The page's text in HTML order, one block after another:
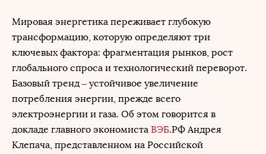
Мировая энергетика переживает глубокую
трансформацию, которую определяют три
ключевых фактора: фрагментация рынков, рост
глобального спроса и технологический переворот.
Базовый тренд – устойчивое увеличение
потребления энергии, прежде всего
электроэнергии и газа. Об этом говорится в
докладе главного экономиста ВЭБ.РФ Андрея
Клепача, представленном на Российской